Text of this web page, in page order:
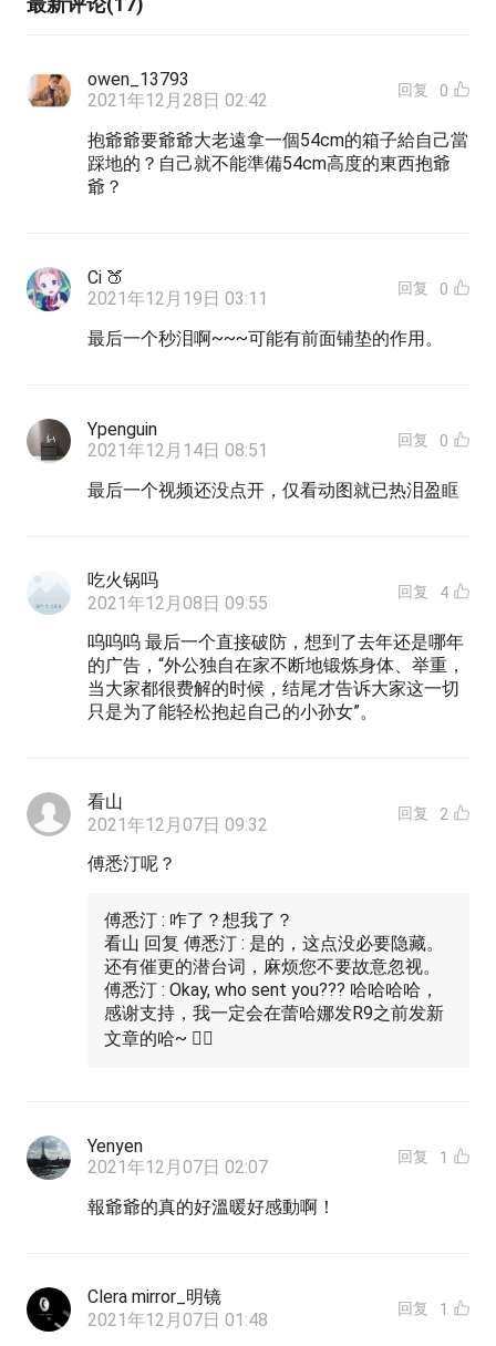
owen_13793
2021年12月28日 02:42
回复 0
抱爺爺要爺爺大老遠拿一個54cm的箱子給自己當
踩地的？自己就不能準備54cm高度的東西抱爺
爺？
Ci 🍑
2021年12月19日 03:11
回复 0
最后一个秒泪啊~~~可能有前面铺垫的作用。
Ypenguin
2021年12月14日 08:51
回复 0
最后一个视频还没点开，仅看动图就已热泪盈眶
吃火锅吗
2021年12月08日 09:55
回复 4
呜呜呜 最后一个直接破防，想到了去年还是哪年
的广告，“外公独自在家不断地锻炼身体、举重，
当大家都很费解的时候，结尾才告诉大家这一切
只是为了能轻松抱起自己的小孙女”。
看山
2021年12月07日 09:32
回复 2
傅悉汀呢？
傅悉汀 : 咋了？想我了？
看山 回复 傅悉汀 : 是的，这点没必要隐藏。
还有催更的潜台词，麻烦您不要故意忽视。
傅悉汀 : Okay, who sent you??? 哈哈哈哈，
感谢支持，我一定会在蕾哈娜发R9之前发新
文章的哈~ ✌🏻
Yenyen
2021年12月07日 02:07
回复 1
報爺爺的真的好溫暖好感動啊！
Clera mirror_明镜
2021年12月07日 01:48
回复 1